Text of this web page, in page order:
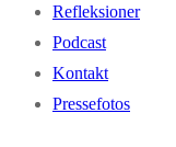
Refleksioner
Podcast
Kontakt
Pressefotos